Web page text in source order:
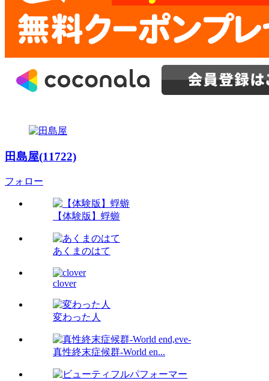
田島屋(11722)
フォロー
【体験版】蜉蝣
あくまのはて
clover
変わった人
真性終末症候群-World en...